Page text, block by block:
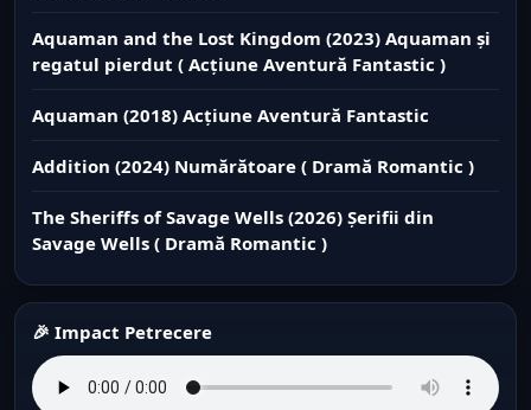
Aquaman and the Lost Kingdom (2023) Aquaman și
regatul pierdut ( Acțiune Aventură Fantastic )
Aquaman (2018) Acțiune Aventură Fantastic
Addition (2024) Numărătoare ( Dramă Romantic )
The Sheriffs of Savage Wells (2026) Șerifii din
Savage Wells ( Dramă Romantic )
🎉 Impact Petrecere